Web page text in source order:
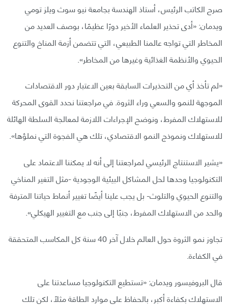
صرح الكاتب الرئيس، أستاذ الهندسة بجامعة نيو سوث ويلز تومي
ويدمان: «أدى تحذير العلماء الأخير دورًا عظيمًا، بوصف العديد من
المخاطر التي تواجه عالمنا الطبيعي، التي تتضمن أزمة المناخ والتنوع
الحيوي والأنظمة الغذائية وغيرها من المخاطر».
«لم تأخذ أي من التحذيرات السابقة بعين الاعتبار دور الاقتصادات
الموجهة للنمو والسعي وراء الثروة. في مراجعتنا نحدد القوى المحركة
للاستهلاك المفرط، ونوضح الإجراءات اللازمة لمعالجة السلطة الهائلة
للاستهلاك ونموذج النمو الاقتصادي، تلك هي الفجوة التي نملؤها».
«يشير الاستنتاج الرئيسي لمراجعتنا إلى أنه لا يمكننا الاعتماد على
التكنولوجيا وحدها لحل المشاكل البيئية الوجودية -مثل التغير المناخي
والتنوع الحيوي والتلوث- بل يجب علينا أيضًا تغيير أنماط حياتنا المترفة
والحد من الاستهلاك المفرط، جنبًا إلى جنب مع التغيير الهيكلي».
تجاوز نمو الثروة حول العالم خلال آخر 40 سنة كل المكاسب المتحققة
في الكفاءة.
قال البروفيسور ويدمان: «تستطيع التكنولوجيا مساعدتنا على
الاستهلاك بكفاءة أكبر، بالحفاظ على موارد الطاقة مثلًا، لكن تلك